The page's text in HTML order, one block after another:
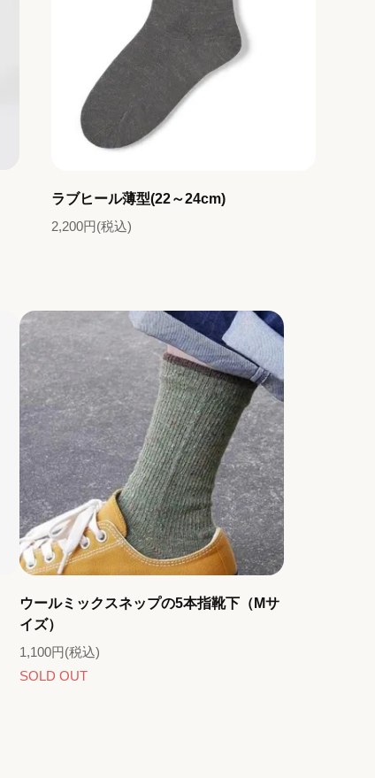
ラブヒール薄型(22～24cm)
2,200円(税込)
ウールミックスネップの5本指靴下（Mサ
イズ）
1,100円(税込)
SOLD OUT